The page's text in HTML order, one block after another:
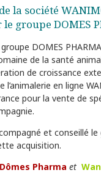
la société
groupe DOMES
DOMES
de la santé
de croissance
l’animalerie en ligne
pour la vente de
et conseillé le
acquisition.
Dômes Pharma et